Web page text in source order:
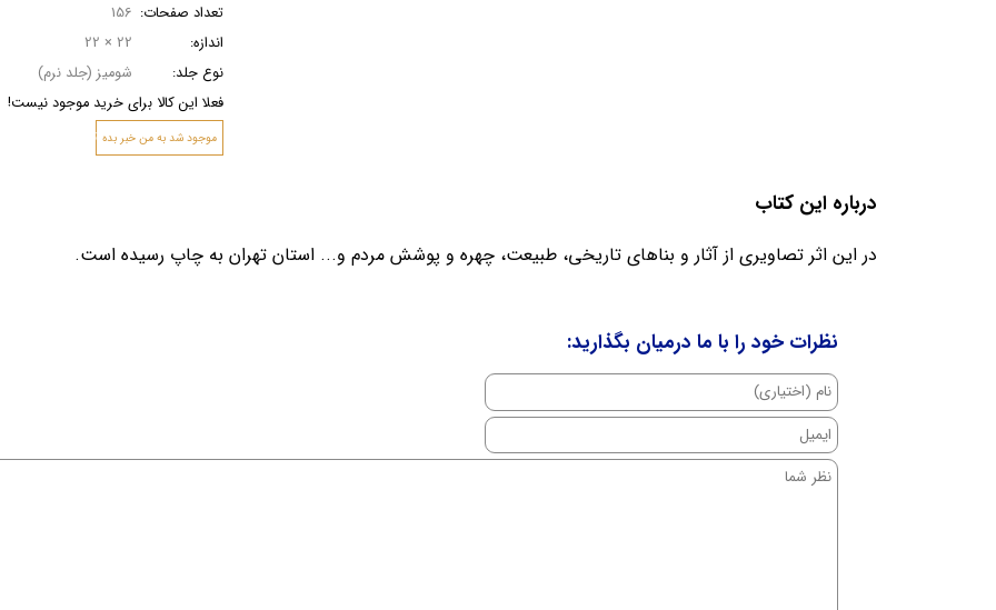
تعداد صفحات: 156
اندازه:
22 × 22
نوع جلد:
شومیز (جلد نرم)
فعلا این کالا برای خرید موجود نیست!
موجود شد به من خبر بده ثبت‌
درباره این کتاب
در این اثر تصاویری از آثار و بناهای تاریخی، طبیعت، چهره و پوشش مردم و... استان تهران به چاپ رسیده است.
نظرات خود را با ما درمیان بگذارید: